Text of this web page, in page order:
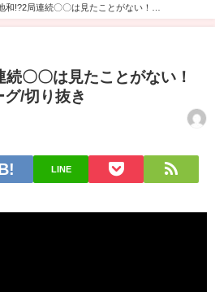
和!?2局連続〇〇は見たことがない！
〇〇は見たことがない！
グ/切り抜き
LINE